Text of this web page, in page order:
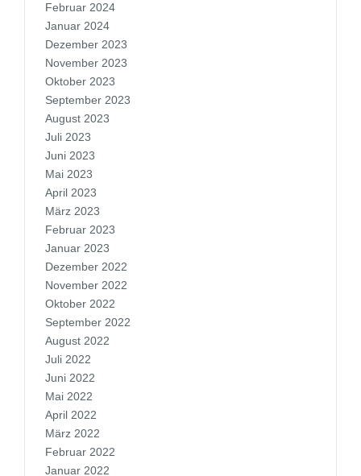
Februar 2024
Januar 2024
Dezember 2023
November 2023
Oktober 2023
September 2023
August 2023
Juli 2023
Juni 2023
Mai 2023
April 2023
März 2023
Februar 2023
Januar 2023
Dezember 2022
November 2022
Oktober 2022
September 2022
August 2022
Juli 2022
Juni 2022
Mai 2022
April 2022
März 2022
Februar 2022
Januar 2022